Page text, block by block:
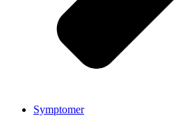
Symptomer